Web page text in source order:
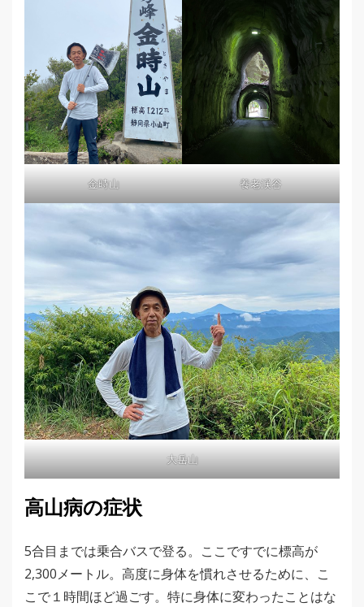
金時山 養老渓谷
大岳山
高山病の症状
5合目までは乗合バスで登る。ここですでに標高が
2,300メートル。高度に身体を慣れさせるために、こ
こで１時間ほど過ごす。特に身体に変わったことはな